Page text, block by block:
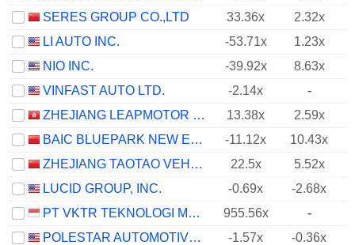
SERES GROUP CO.,LTD
33.36x
2.32x
LI AUTO INC.
-53.71x
1.23x
NIO INC.
-39.92x
8.63x
VINFAST AUTO LTD.
-2.14x
-
ZHEJIANG LEAPMOTOR TECHNOLOGY CO., LTD.
13.38x
2.59x
BAIC BLUEPARK NEW ENERGY TECHNOLOGY CO., LTD.
-11.12x
10.43x
ZHEJIANG TAOTAO VEHICLES CO., LTD.
22.5x
5.52x
LUCID GROUP, INC.
-0.69x
-2.68x
PT VKTR TEKNOLOGI MOBILITAS TBK
955.56x
-
POLESTAR AUTOMOTIVE HOLDING UK PLC
-1.57x
-0.36x